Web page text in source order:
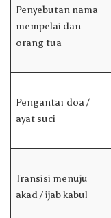
Penyebutan nama
mempelai dan
orang tua
Pengantar doa /
ayat suci
Transisi menuju
akad / ijab kabul